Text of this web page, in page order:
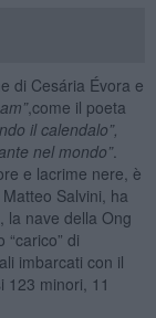
di Cesária Évora e
,come il poeta
il calendalo”,
nel mondo”.
e lacrime nere, è
Salvini, ha
la nave della Ong
di
imbarcati con il
123 minori, 11